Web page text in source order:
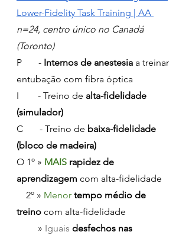
Lower-Fidelity Task Training | AA
n=24, centro único no Canadá
(Toronto)
P       - Internos de anestesia a treinar
entubação com fibra óptica
I        - Treino de alta-fidelidade
(simulador)
C       - Treino de baixa-fidelidade
(bloco de madeira)
O 1º » MAIS rapidez de
aprendizagem com alta-fidelidade
    2º »
Menor tempo médio de
treino com alta-fidelidade
         »
Iguais desfechos nas